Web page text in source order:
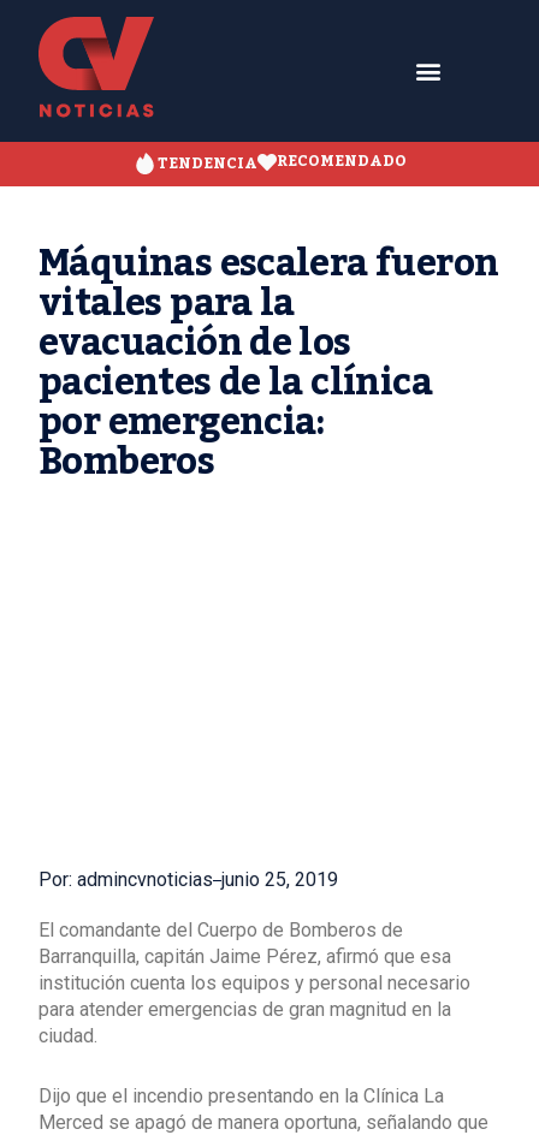
TENDENCIA RECOMENDADO
Máquinas escalera fueron
vitales para la
evacuación de los
pacientes de la clínica
por emergencia:
Bomberos
Por: admincvnoticias junio 25, 2019
El comandante del Cuerpo de Bomberos de
Barranquilla, capitán Jaime Pérez, afirmó que esa
institución cuenta los equipos y personal necesario
para atender emergencias de gran magnitud en la
ciudad.
Dijo que el incendio presentando en la Clínica La
Merced se apagó de manera oportuna, señalando que